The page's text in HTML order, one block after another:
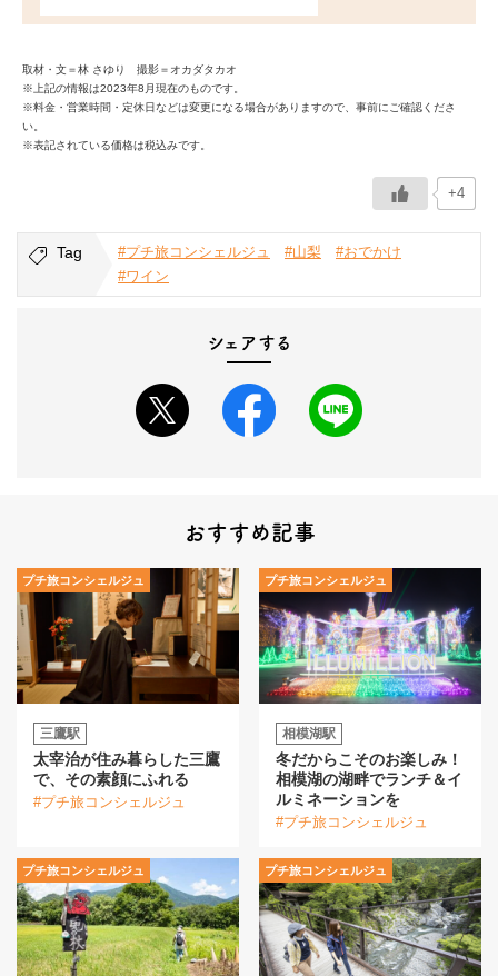
取材・文＝林 さゆり 撮影＝オカダタカオ
※上記の情報は2023年8月現在のものです。
※料金・営業時間・定休日などは変更になる場合がありますので、事前にご確認くださ
い。
※表記されている価格は税込みです。
+4
Tag #プチ旅コンシェルジュ #山梨
#おでかけ
#ワイン
シェアする
おすすめ記事
プチ旅コンシェルジュ
三鷹駅
太宰治が住み暮らした三鷹
で、その素顔にふれる
#プチ旅コンシェルジュ
プチ旅コンシェルジュ
相模湖駅
冬だからこそのお楽しみ！
相模湖の湖畔でランチ＆イ
ルミネーションを
#プチ旅コンシェルジュ
プチ旅コンシェルジュ プチ旅コンシェルジュ